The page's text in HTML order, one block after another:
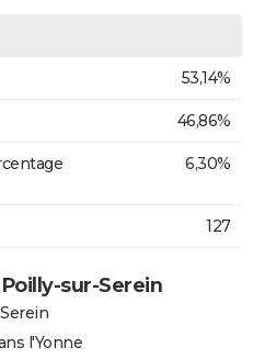
53,14%
46,86%
6,30%
127
sur-Serein
l'Yonne